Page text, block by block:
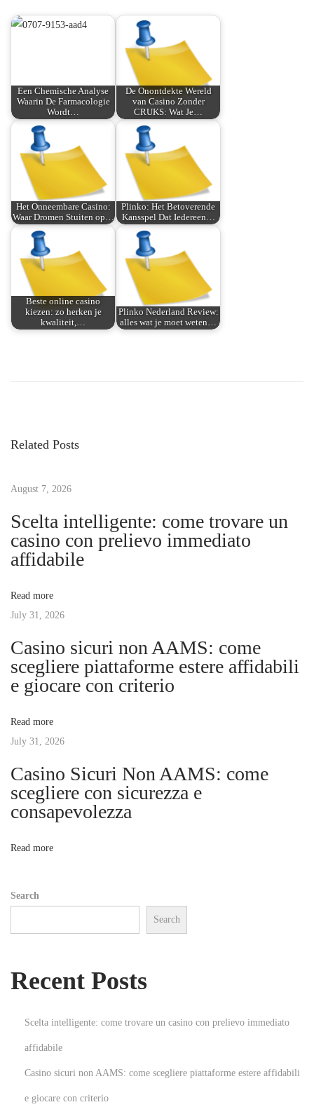
Een Chemische Analyse
Waarin De Farmacologie
Wordt…
De Onontdekte Wereld
van Casino Zonder
CRUKS: Wat Je…
Het Onneembare Casino:
Waar Dromen Stuiten op…
Plinko: Het Betoverende
Kansspel Dat Iedereen…
Beste online casino
kiezen: zo herken je
kwaliteit,…
Plinko Nederland Review:
alles wat je moet weten…
s
n
a
v
i
g
a
t
i
o
n
o
s
o
s
t
l
i
a
t
e
d
e
t
S
e
u
a
A
Related Posts
August 7, 2026
Scelta intelligente: come trovare un
casino con prelievo immediato
affidabile
Read more
July 31, 2026
Casino sicuri non AAMS: come
scegliere piattaforme estere affidabili
e giocare con criterio
Read more
July 31, 2026
Casino Sicuri Non AAMS: come
scegliere con sicurezza e
consapevolezza
Read more
Search
Search
Recent Posts
Scelta intelligente: come trovare un casino con prelievo immediato
affidabile
Casino sicuri non AAMS: come scegliere piattaforme estere affidabili
e giocare con criterio